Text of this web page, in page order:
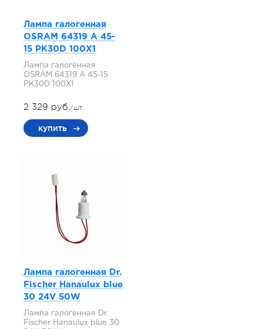
Лампа галогенная
OSRAM 64319 A 45-
15 PK30D 100X1
Лампа галогенная
OSRAM 64319 A 45-15
PK30D 100X1
2 329 руб./шт.
купить
Лампа галогенная Dr.
Fischer Hanaulux blue
30 24V 50W
Лампа галогенная Dr.
Fischer Hanaulux blue 30